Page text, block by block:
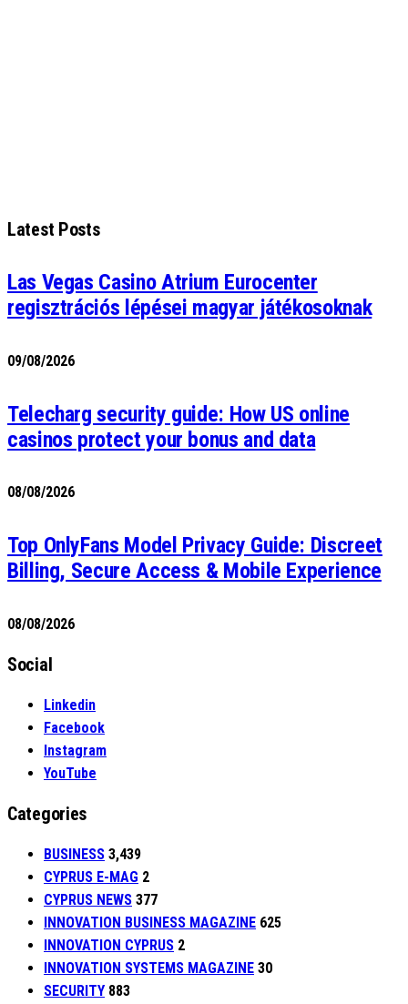
Latest Posts
Las Vegas Casino Atrium Eurocenter
regisztrációs lépései magyar játékosoknak
09/08/2026
Telecharg security guide: How US online
casinos protect your bonus and data
08/08/2026
Top OnlyFans Model Privacy Guide: Discreet
Billing, Secure Access & Mobile Experience
08/08/2026
Social
Linkedin
Facebook
Instagram
YouTube
Categories
BUSINESS 3,439
CYPRUS E-MAG 2
CYPRUS NEWS 377
INNOVATION BUSINESS MAGAZINE 625
INNOVATION CYPRUS 2
INNOVATION SYSTEMS MAGAZINE 30
SECURITY 883